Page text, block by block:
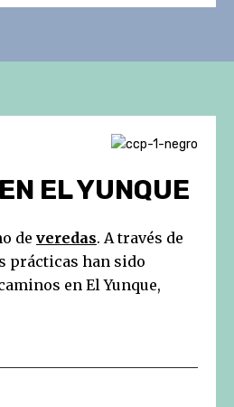
EL YUNQUE
de veredas. A través de
prácticas han sido
en El Yunque,